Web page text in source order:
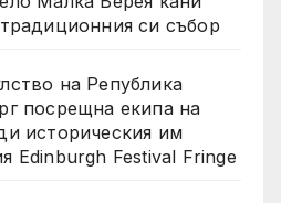
си събор
на Република
посрещна екипа на
историческия им
Edinburgh Festival Fringe